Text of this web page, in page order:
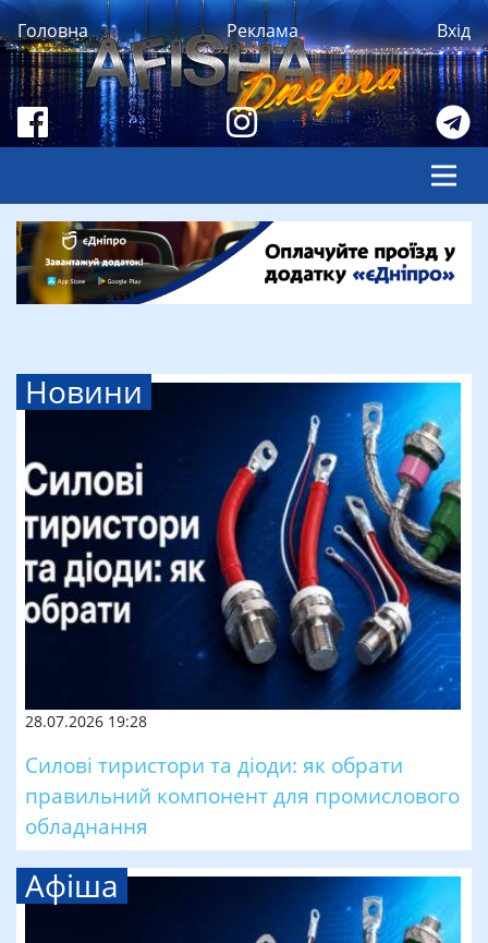
Головна Реклама Вхід
Новини
28.07.2026 19:28
Силові тиристори та діоди: як обрати
правильний компонент для промислового
обладнання
Афіша